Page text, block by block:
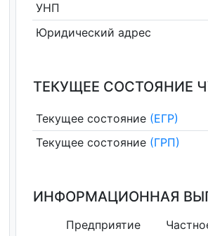
УНП
Юридический адрес
ТЕКУЩЕЕ СОСТОЯНИЕ
Текущее состояние (ЕГР)
Текущее состояние (ГРП)
ИНФОРМАЦИОННАЯ
Предприятие